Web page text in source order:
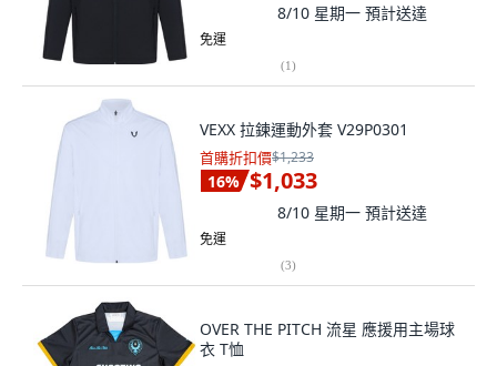
8/10 星期一 預計送達
免運
(1)
VEXX 拉鍊運動外套 V29P0301
首購折扣價$1,233
16% $1,033
8/10 星期一 預計送達
免運
(3)
OVER THE PITCH 流星 應援用主場球
衣 T恤